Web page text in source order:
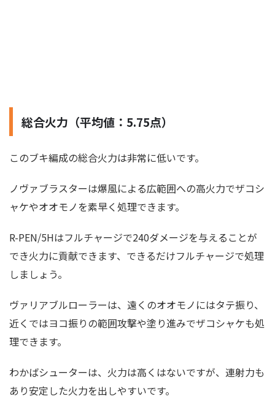
総合火力（平均値：5.75点）
このブキ編成の総合火力は非常に低いです。
ノヴァブラスターは爆風による広範囲への高火力でザコシ
ャケやオオモノを素早く処理できます。
R-PEN/5Hはフルチャージで240ダメージを与えることが
でき火力に貢献できます、できるだけフルチャージで処理
しましょう。
ヴァリアブルローラーは、遠くのオオモノにはタテ振り、
近くではヨコ振りの範囲攻撃や塗り進みでザコシャケも処
理できます。
わかばシューターは、火力は高くはないですが、連射力も
あり安定した火力を出しやすいです。